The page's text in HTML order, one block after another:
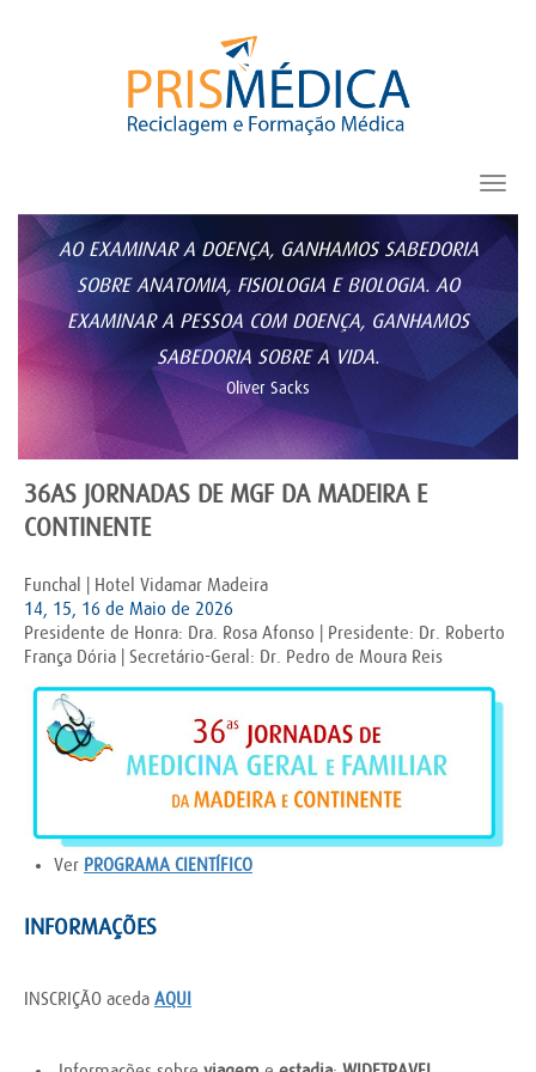
AO EXAMINAR A DOENÇA, GANHAMOS SABEDORIA
SOBRE ANATOMIA, FISIOLOGIA E BIOLOGIA. AO
EXAMINAR A PESSOA COM DOENÇA, GANHAMOS
SABEDORIA SOBRE A VIDA.
Oliver Sacks
36AS JORNADAS DE MGF DA MADEIRA E
CONTINENTE
Funchal | Hotel Vidamar Madeira
14, 15, 16 de Maio de 2026
Presidente de Honra: Dra. Rosa Afonso | Presidente: Dr. Roberto
França Dória | Secretário-Geral: Dr. Pedro de Moura Reis
Ver PROGRAMA CIENTÍFICO
INFORMAÇÕES
INSCRIÇÃO aceda AQUI